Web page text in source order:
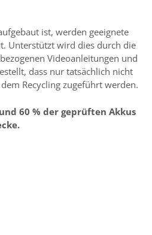
ist, werden geeignete
Unterstützt wird dies durch die
Videoanleitungen und
dass nur tatsächlich nicht
Recycling zugeführt werden.
60 % der geprüften Akkus